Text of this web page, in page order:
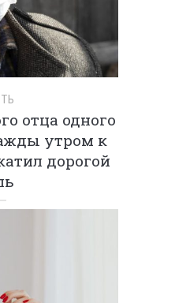
отца одного
утром к
дорогой